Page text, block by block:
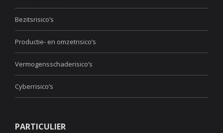
Bezitsrisico’s
Productie- en omzetrisico’s
Vermogensschaderisico’s
Cyberrisico’s
PARTICULIER